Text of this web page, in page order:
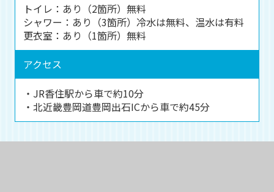
トイレ：あり（2箇所）無料
シャワー：あり（3箇所）冷水は無料、温水は有料
更衣室：あり（1箇所）無料
アクセス
・JR香住駅から車で約10分
・北近畿豊岡道豊岡出石ICから車で約45分